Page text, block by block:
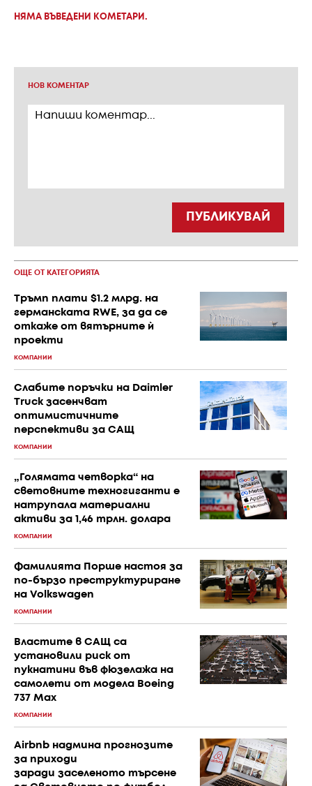
НЯМА ВЪВЕДЕНИ КОМЕТАРИ.
НОВ КОМЕНТАР
ПУБЛИКУВАЙ
ОЩЕ ОТ КАТЕГОРИЯТА
Тръмп плати $1.2 млрд. на
германската RWE, за да се
откаже от вятърните ѝ
проекти
КОМПАНИИ
Слабите поръчки на Daimler
Truck засенчват
оптимистичните
перспективи за САЩ
КОМПАНИИ
„Голямата четворка“ на
световните техногиганти е
натрупала материални
активи за 1,46 трлн. долара
КОМПАНИИ
Фамилията Порше настоя за
по-бързо преструктуриране
на Volkswagen
КОМПАНИИ
Властите в САЩ са
установили риск от
пукнатини във фюзелажа на
самолети от модела Boeing
737 Max
КОМПАНИИ
Airbnb надмина прогнозите
за приходи
заради заселеното търсене